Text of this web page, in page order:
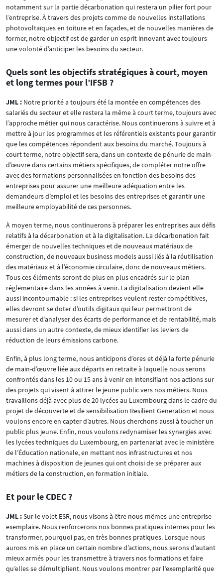
notamment sur la partie décarbonation qui restera un pilier fort pour
l’entreprise. À travers des projets comme de nouvelles installations
photovoltaïques en toiture et en façades, et de nouvelles manières de
former, notre objectif est de garder un esprit innovant avec toujours
une volonté d’anticiper les besoins du secteur.
Quels sont les objectifs stratégiques à court, moyen
et long termes pour l’IFSB ?
JML : Notre priorité a toujours été la montée en compétences des
salariés du secteur et elle restera la même à court terme, toujours avec
l’approche métier qui nous caractérise. Nous continuerons à suivre et à
mettre à jour les programmes et les référentiels existants pour garantir
que les compétences répondent aux besoins du marché. Toujours à
court terme, notre objectif sera, dans un contexte de pénurie de main-
d’œuvre dans certains métiers spécifiques, de compléter notre offre
avec des formations personnalisées en fonction des besoins des
entreprises pour assurer une meilleure adéquation entre les
demandeurs d’emploi et les besoins des entreprises et garantir une
meilleure employabilité de ces personnes.
À moyen terme, nous continuerons à préparer les entreprises aux défis
relatifs à la décarbonation et à la digitalisation. La décarbonation fait
émerger de nouvelles techniques et de nouveaux matériaux de
construction, de nouveaux business models aussi liés à la réutilisation
des matériaux et à l’économie circulaire, donc de nouveaux métiers.
Tous ces éléments seront de plus en plus encadrés sur le plan
réglementaire dans les années à venir. La digitalisation devient elle
aussi incontournable : si les entreprises veulent rester compétitives,
elles devront se doter d’outils digitaux qui leur permettront de
mesurer et d’analyser des écarts de performance et de rentabilité, mais
aussi dans un autre contexte, de mieux identifier les leviers de
réduction de leurs émissions carbone.
Enfin, à plus long terme, nous anticipons d’ores et déjà la forte pénurie
de main-d’œuvre liée aux départs en retraite à laquelle nous serons
confrontés dans les 10 ou 15 ans à venir en intensifiant nos actions sur
des projets qui visent à attirer le jeune public vers nos métiers. Nous
travaillons déjà avec plus de 20 lycées au Luxembourg dans le cadre du
projet de découverte et de sensibilisation Resilient Generation et nous
voulons encore en capter d’autres. Nous cherchons aussi à toucher un
public plus jeune. Enfin, nous voulons redynamiser les synergies avec
les lycées techniques du Luxembourg, en partenariat avec le ministère
de l’Éducation nationale, en mettant nos infrastructures et nos
machines à disposition de jeunes qui ont choisi de se préparer aux
métiers de la construction, en formation initiale.
Et pour le CDEC ?
JML :Sur le volet ESR, nous visons à être nous-mêmes une entreprise
exemplaire. Nous renforcerons nos bonnes pratiques internes pour les
transformer, pourquoi pas, en très bonnes pratiques. Lorsque nous
aurons mis en place un certain nombre d’actions, nous serons d’autant
mieux armés pour les transmettre à travers nos formations et faire
qu’elles se démultiplient. Nous voulons montrer par l’exemplarité que